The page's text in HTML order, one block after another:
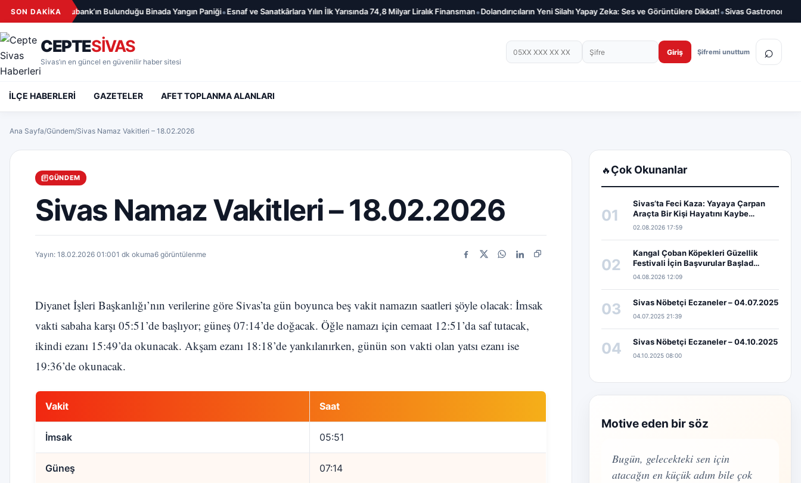
İçeriğe geç
SON DAKİKA
Anadolubank’ın Bulunduğu Binada Yangın Paniği•Esnaf ve Sanatkârlara Yılın İlk Yarısında 74,8 Milyar Liralık Finansman•Dolandırıcıların Yeni Silahı Yapay Zeka: Ses ve Görüntülere Dikkat!•Sivas Gastronomi
CEPTESİVAS
Sivas’ın en güncel en güvenilir haber sitesi
Telefon numarası Şifre Giriş Şifremi unuttum ⌕
İLÇE HABERLERİ GAZETELER AFET TOPLANMA ALANLARI
Ana Sayfa/Gündem/Sivas Namaz Vakitleri – 18.02.2026
GÜNDEM
Sivas Namaz Vakitleri – 18.02.2026
Yayın: 18.02.2026 01:001 dk okuma6 görüntülenme
Facebook
X WhatsApp
LinkedInBağlantıyı kopyala
Diyanet İşleri Başkanlığı’nın verilerine göre Sivas’ta gün boyunca beş vakit namazın saatleri şöyle olacak: İmsak
vakti sabaha karşı 05:51’de başlıyor; güneş 07:14’de doğacak. Öğle namazı için cemaat 12:51’da saf tutacak,
ikindi ezanı 15:49’da okunacak. Akşam ezanı 18:18’de yankılanırken, günün son vakti olan yatsı ezanı ise
19:36’de okunacak.
Vakit Saat
İmsak 05:51
Güneş 07:14
🔥 Çok Okunanlar
01
Sivas’ta Feci Kaza: Yayaya Çarpan
Araçta Bir Kişi Hayatını Kaybe…
02.08.2026 17:59
02
Kangal Çoban Köpekleri Güzellik
Festivali İçin Başvurular Başlad…
04.08.2026 12:09
03 Sivas Nöbetçi Eczaneler – 04.07.2025
04.07.2025 21:39
04 Sivas Nöbetçi Eczaneler – 04.10.2025
04.10.2025 08:00
Motive eden bir söz
Bugün, gelecekteki sen için
atacağın en küçük adım bile çok